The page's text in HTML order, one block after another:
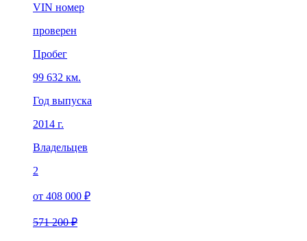
VIN номер
проверен
Пробег
99 632 км.
Год выпуска
2014 г.
Владельцев
2
от 408 000 ₽
571 200 ₽